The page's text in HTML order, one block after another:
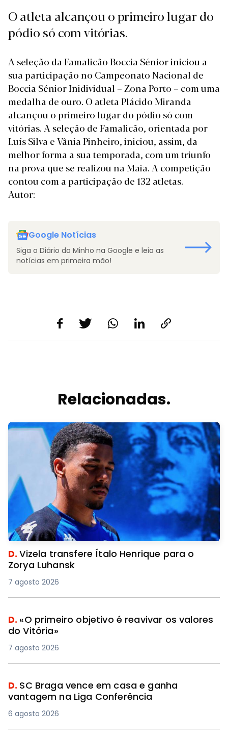
O atleta alcançou o primeiro lugar do
pódio só com vitórias.
A seleção da Famalicão Boccia Sénior iniciou a
sua participação no Campeonato Nacional de
Boccia Sénior Inidividual – Zona Porto – com uma
medalha de ouro. O atleta Plácido Miranda
alcançou o primeiro lugar do pódio só com
vitórias. A seleção de Famalicão, orientada por
Luís Silva e Vânia Pinheiro, iniciou, assim, da
melhor forma a sua temporada, com um triunfo
na prova que se realizou na Maia. A competição
contou com a participação de 132 atletas.
Autor:
Google Notícias
Siga o Diário do Minho na Google e leia as
notícias em primeira mão!
Relacionadas.
D.Vizela transfere Ítalo Henrique para o
Zorya Luhansk
7 agosto 2026
D. «O primeiro objetivo é reavivar os valores
do Vitória»
7 agosto 2026
D. SC Braga vence em casa e ganha
vantagem na Liga Conferência
6 agosto 2026